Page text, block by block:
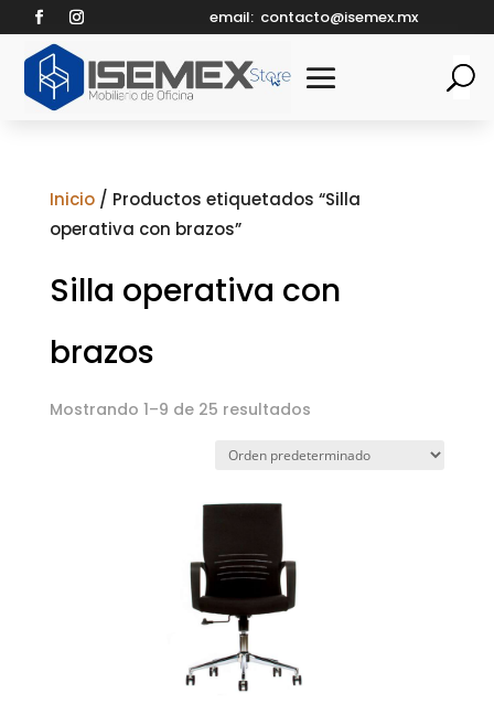
email: contacto@isemex.mx
Inicio/ Productos etiquetados “Silla
operativa con brazos”
Silla operativa con
brazos
Mostrando 1–9 de 25 resultados